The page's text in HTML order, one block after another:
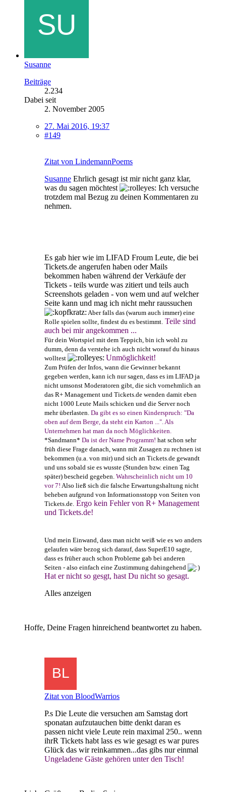
Susanne
Beiträge
2.234
Dabei seit
2. November 2005
27. Mai 2016, 19:37
#149
Zitat von LindemannPoems
Susanne Ehrlich gesagt ist mir nicht ganz klar,
was du sagen möchtest
Ich versuche
trotzdem mal Bezug zu deinen Kommentaren zu
nehmen.
Es gab hier wie im LIFAD Froum Leute, die bei
Tickets.de angerufen haben oder Mails
bekommen haben während der Verkäufe der
Tickets - teils wurde was zitiert und teils auch
Screenshots geladen - von wem und auf welcher
Seite kann und mag ich nicht mehr raussuchen
Aber falls das (warum auch immer) eine
Rolle spielen sollte, findest du es bestimmt. Teile sind
auch bei mir angekommen ...
Für dein Wortspiel mit dem Teppich, bin ich wohl zu
dumm, denn da verstehe ich auch nicht worauf du hinaus
wolltest
Unmöglichkeit!
Zum Prüfen der Infos, wann die Gewinner bekannt
gegeben werden, kann ich nur sagen, dass es im LIFAD ja
nicht umsonst Moderatoren gibt, die sich vornehmlich an
das R+ Management und Tickets.de wenden damit eben
nicht 1000 Leute Mails schicken und die Server noch
mehr überlasten. Da gibt es so einen Kinderspruch: "Da
oben auf dem Berge, da steht ein Karton ...". Als
Unternehmen hat man da noch Möglichkeiten.
*Sandmann* Da ist der Name Programm! hat schon sehr
früh diese Frage danach, wann mit Zusagen zu rechnen ist
bekommen (u.a. von mir) und sich an Tickets.de gewandt
und uns sobald sie es wusste (Stunden bzw. einen Tag
später) bescheid gegeben. Wahrscheinlich nicht um 10
vor 7! Also ließ sich die falsche Erwartungshaltung nicht
beheben aufgrund von Informationsstopp von Seiten von
Tickets.de. Ergo kein Fehler von R+ Management
und Tickets.de!
Und mein Einwand, dass man nicht weiß wie es wo anders
gelaufen wäre bezog sich darauf, dass SuperE10 sagte,
dass es früher auch schon Probleme gab bei anderen
Seiten - also einfach eine Zustimmung dahingehend
Hat er nicht so gesgt, hast Du nicht so gesagt.
Alles anzeigen
Hoffe, Deine Fragen hinreichend beantwortet zu haben.
Zitat von BloodWarrios
P.s Die Leute die versuchen am Samstag dort
sponatan aufzutauchen bitte denkt daran es
passen nicht viele Leute rein maximal 250.. wenn
ihrR Tickets habt lass es wie gesagt es war pures
Glück das wir reinkammen...das gibs nur einmal
Ungeladene Gäste gehören unter den Tisch!